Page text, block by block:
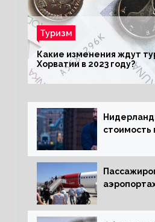
Туризм
Какие изменения ждут
Хорватии в 2023 году?
стоимость
процентов